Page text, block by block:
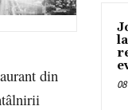
din